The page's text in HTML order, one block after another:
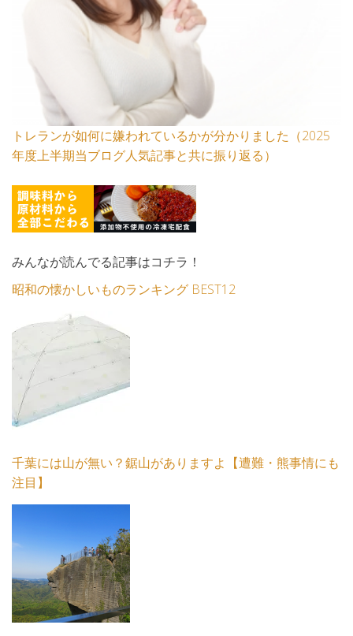
トレランが如何に嫌われているかが分かりました（2025
年度上半期当ブログ人気記事と共に振り返る）
みんなが読んでる記事はコチラ！
昭和の懐かしいものランキング BEST12
千葉には山が無い？鋸山がありますよ【遭難・熊事情にも
注目】